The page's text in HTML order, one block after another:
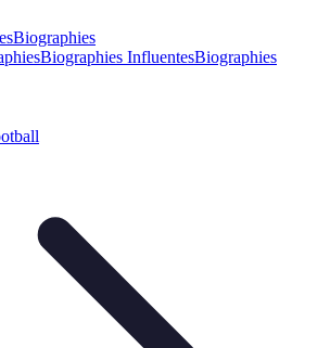
Biographies
Biographies InfluentesBiographies